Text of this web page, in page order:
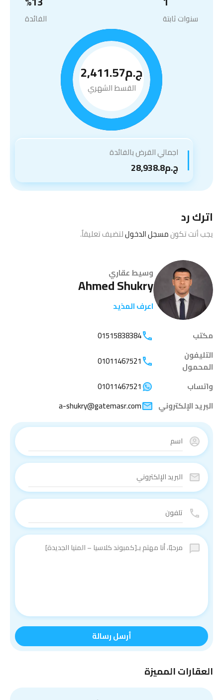
سنوات ثابتة الفائدة
ج.م2,411.57
القسط الشهري
اجمالي القرض بالفائدة
ج.م28,938.8
اترك رد
يجب أنت تكونمسجل الدخوللتضيف تعليقاً.
وسيط عقاري
Ahmed Shukry
اعرف المذيد
مكتب
01515838384
التليفون
المحمول
01011467521
واتساب
01011467521
البريد الإلكتروني
a-shukry@gatemasr.com
أرسل رسالة
العقارات المميزة